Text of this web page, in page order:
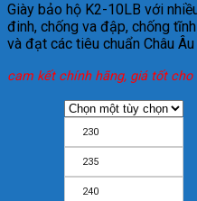
Giày bảo hộ K2-10LB với
đinh, chống va đập, chống
và đạt các tiêu chuẩn Châu
cam kết chính hãng, giá tốt
230
235
240